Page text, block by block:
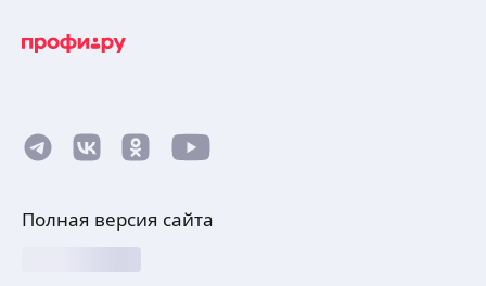
Полная версия сайта